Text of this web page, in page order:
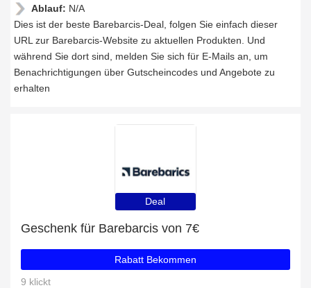
Ablauf: N/A
Dies ist der beste Barebarcis-Deal, folgen Sie einfach dieser
URL zur Barebarcis-Website zu aktuellen Produkten. Und
während Sie dort sind, melden Sie sich für E-Mails an, um
Benachrichtigungen über Gutscheincodes und Angebote zu
erhalten
Deal
Geschenk für Barebarcis von 7€
Rabatt Bekommen
9 klickt